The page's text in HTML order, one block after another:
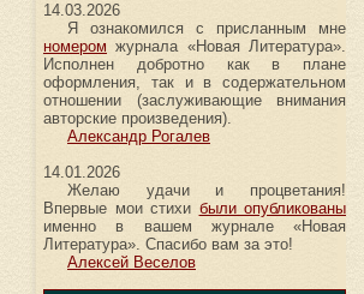
14.03.2026
Я ознакомился с присланным мне
номером журнала «Новая Литература».
Исполнен добротно как в плане
оформления, так и в содержательном
отношении (заслуживающие внимания
авторские произведения).
Александр Рогалев
14.01.2026
Желаю удачи и процветания!
Впервые мои стихи были опубликованы
именно в вашем журнале «Новая
Литература». Спасибо вам за это!
Алексей Веселов